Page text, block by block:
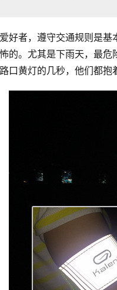
好者，遵守交通规则是
的。尤其是下雨天，最
口黄灯的几秒，他们都抱